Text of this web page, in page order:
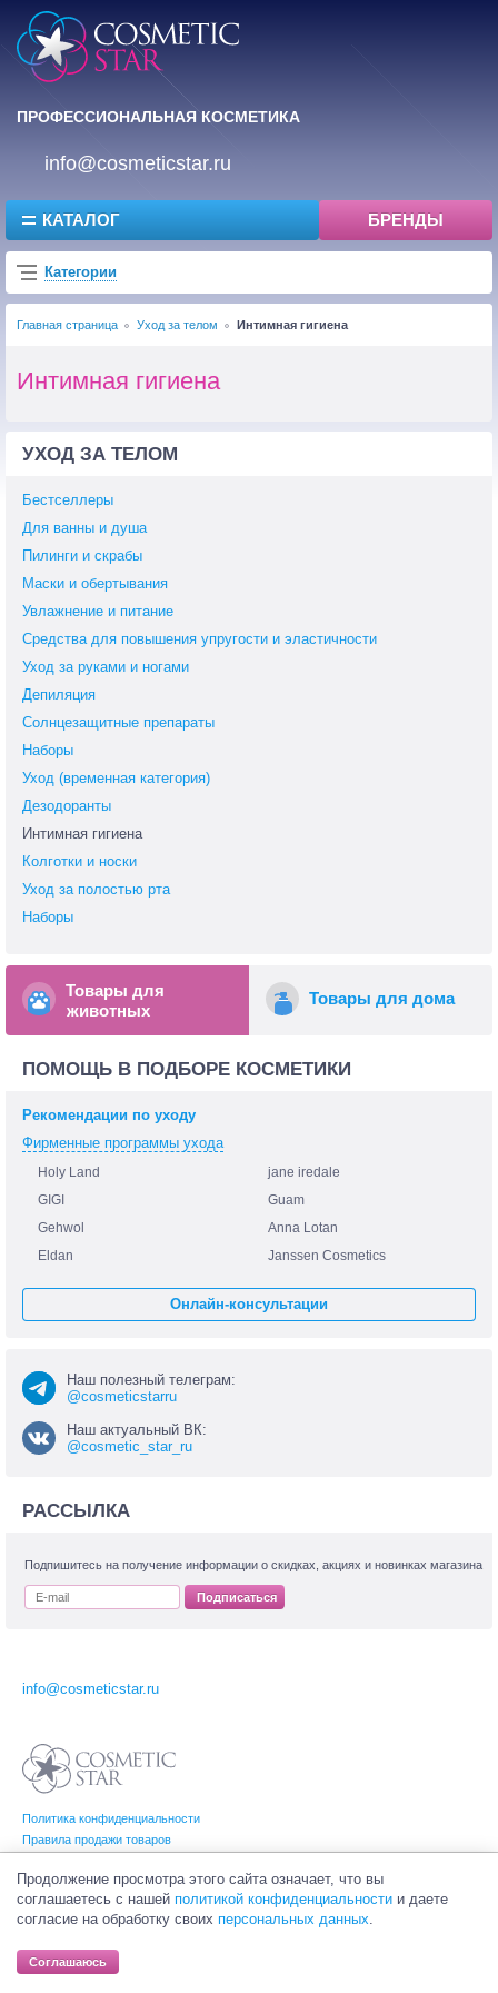
ПРОФЕССИОНАЛЬНАЯ КОСМЕТИКА
info@cosmeticstar.ru
КАТАЛОГ БРЕНДЫ
Категории
Главная страница Уход за телом Интимная гигиена
Интимная гигиена
УХОД ЗА ТЕЛОМ
Бестселлеры
Для ванны и душа
Пилинги и скрабы
Маски и обертывания
Увлажнение и питание
Средства для повышения упругости и эластичности
Уход за руками и ногами
Депиляция
Солнцезащитные препараты
Наборы
Уход (временная категория)
Дезодоранты
Интимная гигиена
Колготки и носки
Уход за полостью рта
Наборы
Товары для
животных
Товары для дома
ПОМОЩЬ В ПОДБОРЕ КОСМЕТИКИ
Рекомендации по уходу
Фирменные программы ухода
Holy Land
jane iredale
GIGI
Guam
Gehwol
Anna Lotan
Eldan
Janssen Cosmetics
Онлайн-консультации
Наш полезный телеграм:
@cosmeticstarru
Наш актуальный ВК:
@cosmetic_star_ru
РАССЫЛКА
Подпишитесь на получение информации о скидках, акциях и новинках магазина
Подписаться
Политика конфиденциальности
Правила продажи товаров
info@cosmeticstar.ru
(Косметик Стар). Все права на товарные знаки принадлежат их законным
владельцам.
Продолжение просмотра этого сайта означает, что вы
соглашаетесь с нашей политикой конфиденциальности и даете
согласие на обработку своих персональных данных.
Соглашаюсь